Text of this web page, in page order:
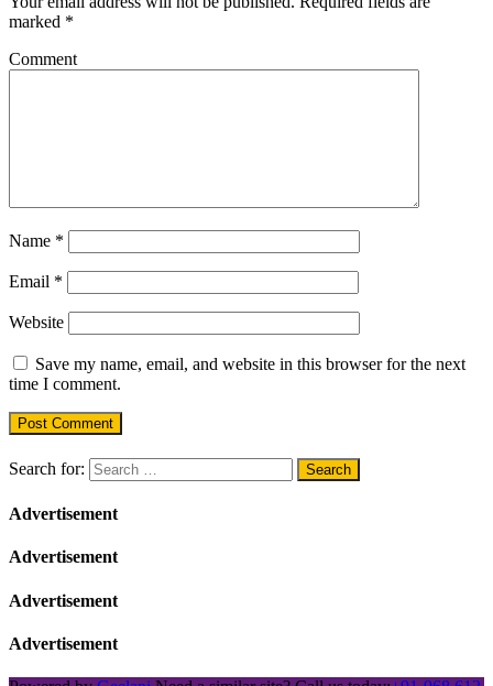
marked *
Comment
Name *
Email *
Website
Save my name, email, and website in this browser for the next
time I comment.
Search for:
Advertisement
Advertisement
Advertisement
Advertisement